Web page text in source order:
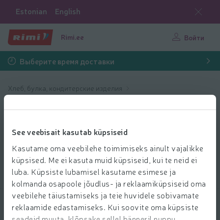
See veebisait kasutab küpsiseid
Kasutame oma veebilehe toimimiseks ainult vajalikke
küpsised. Me ei kasuta muid küpsiseid, kui te neid ei
luba. Küpsiste lubamisel kasutame esimese ja
kolmanda osapoole jõudlus- ja reklaamiküpsiseid oma
veebilehe täiustamiseks ja teie huvidele sobivamate
reklaamide edastamiseks. Kui soovite oma küpsiste
Estonian English
Rimi.ee Войти
Выберите время доставки
Хлеб, булка, кондитерские изделия
Кондитерские изделия
Основы для тортов и пирожных
Основы для
тортов и
пирожных
Выбрать продукты